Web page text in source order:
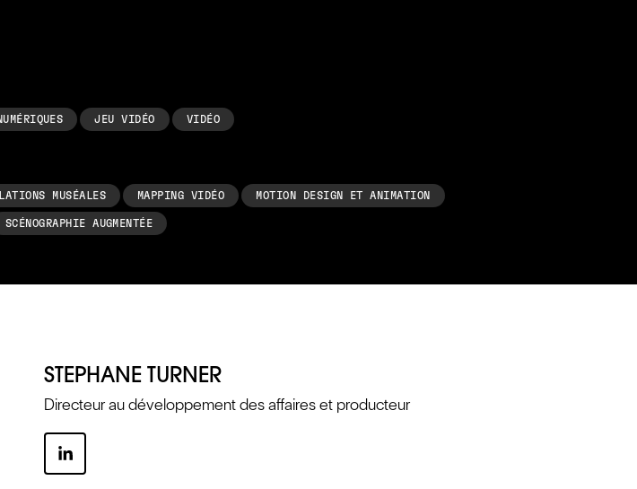
JEU VIDÉO VIDÉO
MUSÉALES MAPPING VIDÉO MOTION DESIGN ET ANIMATION
SCÉNOGRAPHIE AUGMENTÉE
STEPHANE TURNER
Directeur au développement des affaires et producteur